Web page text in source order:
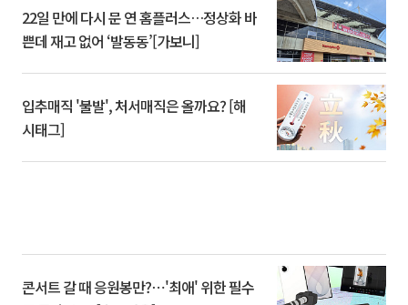
22일 만에 다시 문 연 홈플러스…정상화 바
쁜데 재고 없어 ‘발동동’[가보니]
입추매직 '불발', 처서매직은 올까요? [해
시태그]
콘서트 갈 때 응원봉만?⋯'최애' 위한 필수